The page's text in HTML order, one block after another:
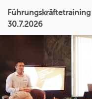
30.7.2026